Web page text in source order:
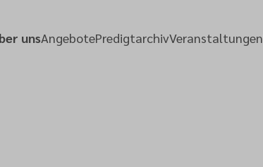
unsAngebotePredigtarchivVeranstaltungen